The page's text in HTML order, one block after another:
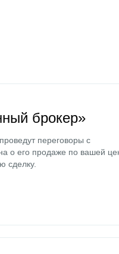
брокер»
переговоры с
о его продаже по вашей
сделку.